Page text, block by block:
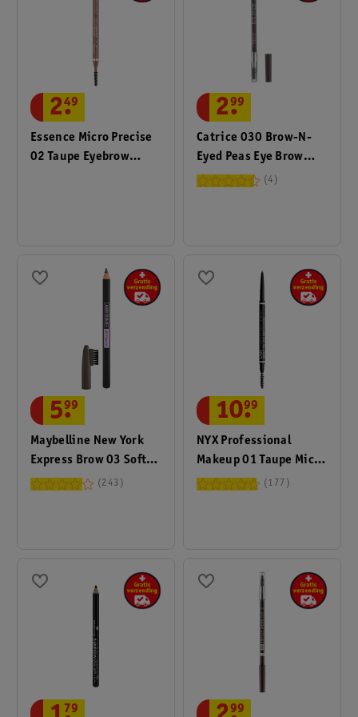
Essence Micro Precise
02 Taupe Eyebrow
2.
49
Catrice 030 Brow-N-
Eyed Peas Eye Brow
Stylist
2.
99
4
Maybelline New York
Express Brow 03 Soft
Brown Shaping Pencil
5.
99
243
NYX Professional
Makeup 01 Taupe Micro
Brow Pencil
10.
99
177
79 99